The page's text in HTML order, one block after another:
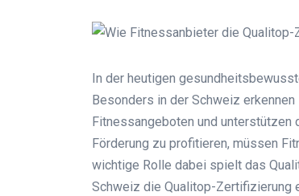
In der heutigen
Besonders in der Schweiz
Fitnessangeboten und
Förderung zu profitieren, müssen
wichtige Rolle dabei spielt das
Schweiz die Qualitop-Zertifizierung